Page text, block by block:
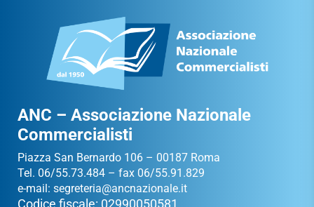
ANC – Associazione Nazionale
Commercialisti
Piazza San Bernardo 106 – 00187 Roma
Tel. 06/55.73.484 – fax 06/55.91.829
e-mail: segreteria@ancnazionale.it
Codice fiscale: 02990050581